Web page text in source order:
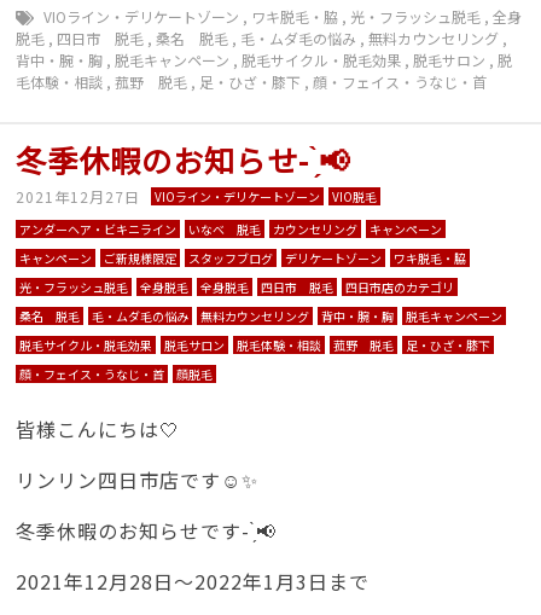
VIOライン・デリケートゾーン , ワキ脱毛・脇 , 光・フラッシュ脱毛 ,全身
脱毛 , 四日市 脱毛 ,桑名 脱毛 , 毛・ムダ毛の悩み ,無料カウンセリング ,
背中・腕・胸 ,脱毛キャンペーン ,脱毛サイクル・脱毛効果 ,脱毛サロン ,脱
毛体験・相談 ,菰野 脱毛 , 足・ひざ・膝下 ,顔・フェイス・うなじ・首
冬季休暇のお知らせ- ̗̀📢
2021年12月27日 VIOライン・デリケートゾーン
VIO脱毛
アンダーヘア・ビキニライン
いなべ 脱毛 カウンセリング
キャンペーン
キャンペーン
ご新規様限定 スタッフブログ デリケートゾーン
ワキ脱毛・脇
光・フラッシュ脱毛
全身脱毛 全身脱毛 四日市 脱毛
四日市店のカテゴリ
桑名 脱毛
毛・ムダ毛の悩み 無料カウンセリング 背中・腕・胸
脱毛キャンペーン
脱毛サイクル・脱毛効果
脱毛サロン 脱毛体験・相談 菰野 脱毛
足・ひざ・膝下
顔・フェイス・うなじ・首
顔脱毛
皆様こんにちは🤍
リンリン四日市店です☺️✨
冬季休暇のお知らせです- ̗̀📢
2021年12月28日〜2022年1月3日まで